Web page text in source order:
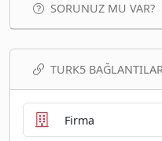
SORUNUZ MU VAR?
TURK5
Firma